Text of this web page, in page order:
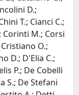
D.;
T.; Cianci C.;
Corinti M.; Corsi
O.;
D.; D'Elia C.;
P.; De Cobelli
S.; De Stefani